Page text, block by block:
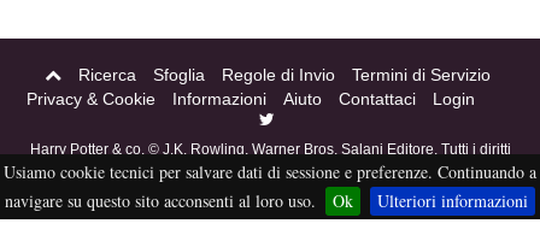
Ricerca Sfoglia Regole di Invio
Termini di Servizio
Privacy & Cookie
Informazioni Aiuto Contattaci Login
Harry Potter & co. © J.K. Rowling, Warner Bros, Salani Editore. Tutti i diritti
riservati. Acciofanfiction © 2004-2016. Questo sito non è a scopo di lucro,
tutti i materiali in esso contenuti sono stati creati per puro divertimento, e
sono proprietà dei rispettivi autori, non pubblicabili altrove senza esplicito
Usiamo cookie tecnici per salvare dati di sessione e preferenze. Continuando a
navigare su questo sito acconsenti al loro uso.
Ok Ulteriori informazioni